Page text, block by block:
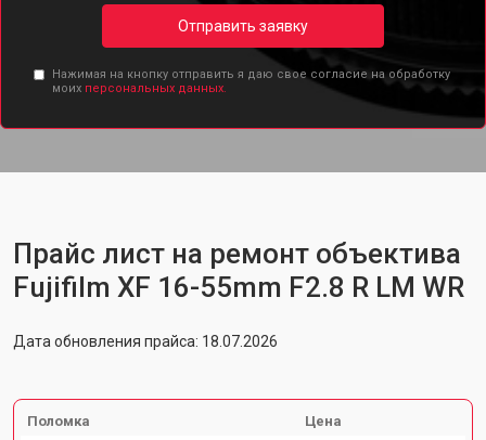
Отправить заявку
Нажимая на кнопку отправить я даю свое согласие на обработку
моих персональных данных.
Прайс лист на ремонт объектива
Fujifilm XF 16-55mm F2.8 R LM WR
Дата обновления прайса: 18.07.2026
Поломка Цена